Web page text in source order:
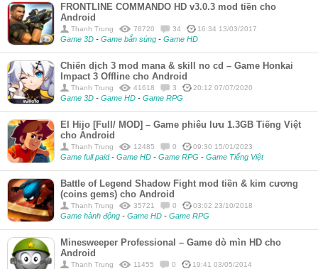
FRONTLINE COMMANDO HD v3.0.3 mod tiền cho
Android
Thanh Trung 78720 34 16:34 13/03/2017
Game 3D - Game bắn súng - Game HD
Chiến dịch 3 mod mana & skill no cd – Game Honkai
Impact 3 Offline cho Android
Thanh Trung 41618 3 20:12 07/07/2020
Game 3D - Game HD - Game RPG
El Hijo [Full/ MOD] – Game phiêu lưu 1.3GB Tiếng Việt
cho Android
Thanh Trung 12485 0 09:30 15/01/2023
Game full paid- Game HD - Game RPG - Game Tiếng Việt
Battle of Legend Shadow Fight mod tiền & kim cương
(coins gems) cho Android
Thanh Trung 35721 0 03:02 23/10/2018
Game hành động - Game HD - Game RPG
Minesweeper Professional – Game dò mìn HD cho
Android
Thanh Trung 11455 0 19:41 03/05/2014